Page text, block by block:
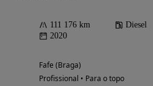
111 176 km Diesel
2020
Fafe (Braga)
Profissional • Para o topo